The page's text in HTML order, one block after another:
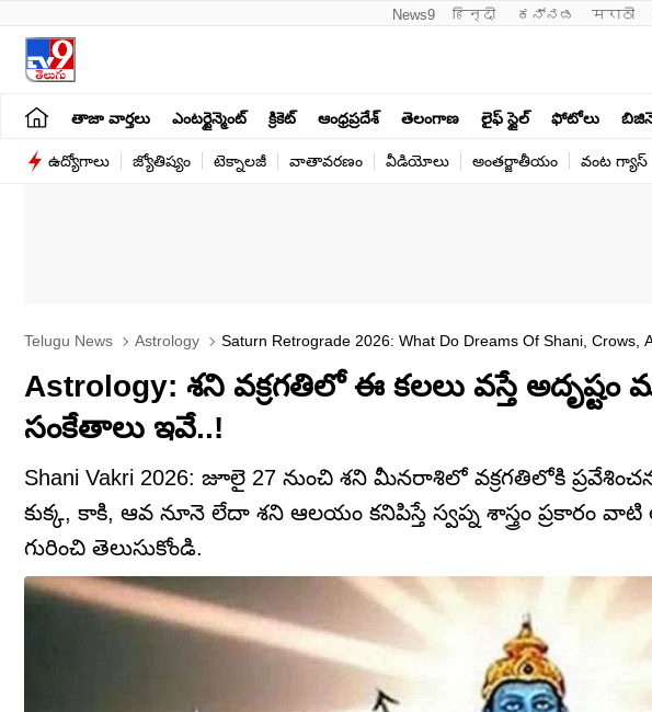
News9 हिन्दी ಕನ್ನಡ मराठी
తాజా వార్తలు ఎంటర్టైన్మెంట్ క్రికెట్ ఆంధ్రప్రదేశ్ తెలంగాణ లైఫ్ స్టైల్ ఫోటోలు
ఉద్యోగాలు జ్యోతిష్యం టెక్నాలజీ వాతావరణం వీడియోలు అంతర్జాతీయం వంట గ్యాస్
Telugu News Astrology Saturn Retrograde 2026: What Do Dreams Of Shani, Crows,
Astrology: శని వక్రగతిలో ఈ కలలు వస్తే అదృష్టం
సంకేతాలు ఇవే..!
Shani Vakri 2026: జూలై 27 నుంచి శని మీనరాశిలో వక్రగతిలోకి
కుక్క, కాకి, ఆవ నూనె లేదా శని ఆలయం కనిపిస్తే స్వప్న శాస్త్రం ప్రకారం
గురించి తెలుసుకోండి.